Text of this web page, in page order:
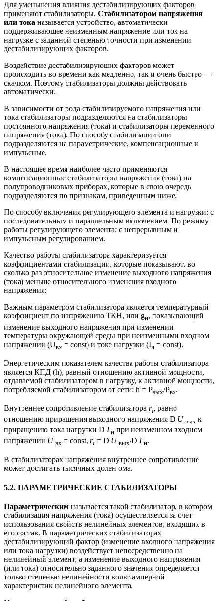
Для уменьшения влияния дестабилизирующих факторов
применяют стабилизаторы. Стабилизатором напряжения
или тока называется устройство, автоматически
поддерживающее неизменным напряжение или ток на
нагрузке с заданной степенью точности при изменении
дестабилизирующих факторов.
Воздействие дестабилизирующих факторов может
происходить во времени как медленно, так и очень быстро —
скачком. Поэтому стабилизаторы должны действовать
автоматически.
В зависимости от рода стабилизируемого напряжения или
тока стабилизаторы подразделяются на стабилизаторы
постоянного напряжения (тока) и стабилизаторы переменного
напряжения (тока). По способу стабилизации они
подразделяются на параметрические, компенсационные и
импульсные.
В настоящее время наиболее часто применяются
компенсационные стабилизаторы напряжения (тока) на
полупроводниковых приборах, которые в свою очередь
подразделяются по признакам, приведенным ниже.
По способу включения регулирующего элемента и нагрузки: с
последовательным и параллельным включением. По режиму
работы регулирующего элемента: с непрерывным и
импульсным регулированием.
Качество работы стабилизатора характеризуется
коэффициентами стабилизации, которые показывают, во
сколько раз относительное изменение выходного напряжения
(тока) меньше относительного изменения входного
напряжения:
Важным параметром стабилизатора является температурный
коэффициент по напряжению ТКН, или gн, показывающий
изменение выходного напряжения при изменении
температуры окружающей среды при неизменными входном
напряжении (Uвх = const) и токе нагрузки (Iн = const).
Энергетическим показателем качества работы стабилизатора
является КПД (h), равный отношению активной мощности,
отдаваемой стабилизатором в нагрузку, к активной мощности,
потребляемой стабилизатором от сети: h = Рвых/Рвх.
Внутреннее сопротивление стабилизатора ri, равно
отношению приращения выходного напряжения D U вых к
приращению тока нагрузки D I н при неизменном входном
напряжении U вх = const, ri = D U вых/D I н.
В стабилизаторах напряжения внутреннее сопротивление
может достигать тысячных долен ома.
5.2. ПАРАМЕТРИЧЕСКИЕ СТАБИЛИЗАТОРЫ
Параметрическим называется такой стабилизатор, в котором
стабилизация напряжения (тока) осуществляется за счет
использования свойств нелинейных элементов, входящих в
его состав. В параметрических стабилизаторах
дестабилизирующий фактор (изменение входного напряжения
или тока нагрузки) воздействует непосредственно на
нелинейный элемент, а изменение выходного напряжения
(или тока) относительно заданного значения определяется
только степенью нелинейности вольт-амперной
характеристик нелинейного элемента.